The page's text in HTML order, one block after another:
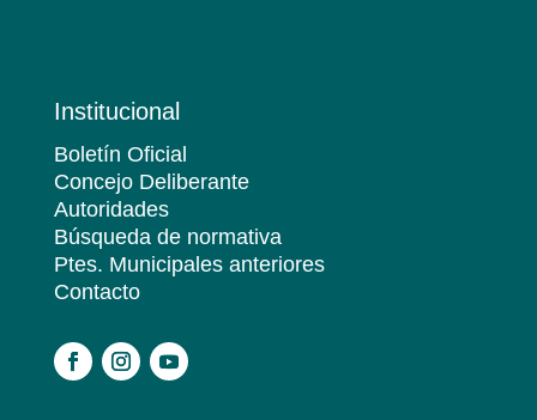
Institucional
Boletín Oficial
Concejo Deliberante
Autoridades
Búsqueda de normativa
Ptes. Municipales anteriores
Contacto